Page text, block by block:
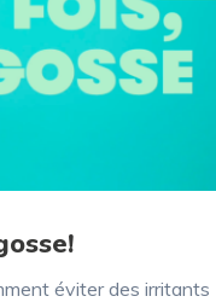
éviter des irritants